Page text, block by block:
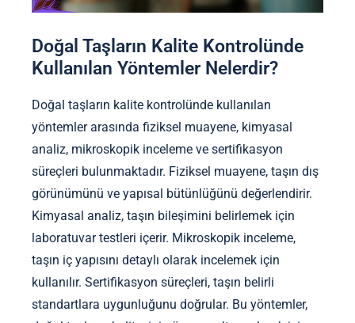
Doğal Taşların Kalite Kontrolünde
Kullanılan Yöntemler Nelerdir?
Doğal taşların kalite kontrolünde kullanılan
yöntemler arasında fiziksel muayene, kimyasal
analiz, mikroskopik inceleme ve sertifikasyon
süreçleri bulunmaktadır. Fiziksel muayene, taşın dış
görünümünü ve yapısal bütünlüğünü değerlendirir.
Kimyasal analiz, taşın bileşimini belirlemek için
laboratuvar testleri içerir. Mikroskopik inceleme,
taşın iç yapısını detaylı olarak incelemek için
kullanılır. Sertifikasyon süreçleri, taşın belirli
standartlara uygunluğunu doğrular. Bu yöntemler,